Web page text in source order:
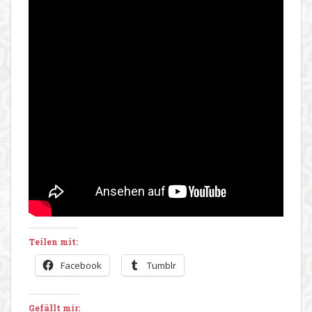
Teilen mit:
Facebook Tumblr
Gefällt mir: